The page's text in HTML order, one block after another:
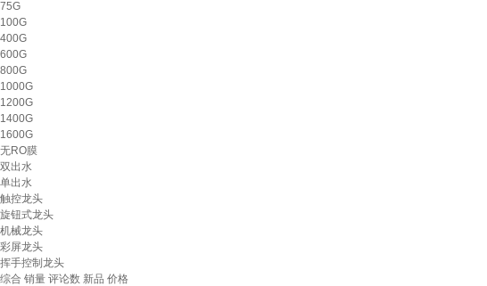
75G
100G
400G
600G
800G
1000G
1200G
1400G
1600G
无RO膜
双出水
单出水
触控龙头
旋钮式龙头
机械龙头
彩屏龙头
挥手控制龙头
综合 销量 评论数 新品 价格